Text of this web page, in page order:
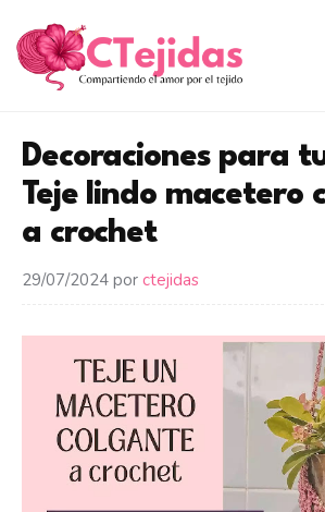
contenido
Decoraciones para
Teje lindo macetero
a crochet
29/07/2024 por ctejidas